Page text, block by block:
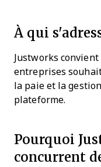
À qui
Justworks
entreprises
la paie et la
plateforme.
Pourquoi
concurrent